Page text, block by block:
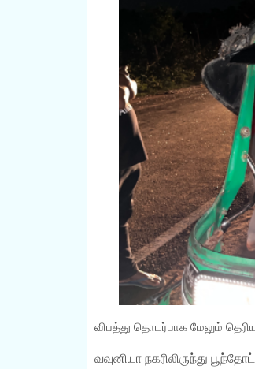
விபத்து தொடர்பாக மேலும்
வவுனியா நகரிலிருந்து